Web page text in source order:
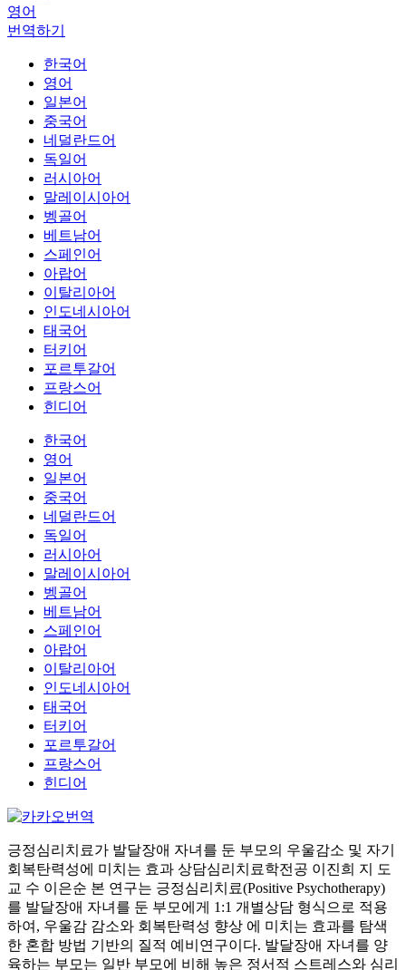
영어
번역하기
한국어
영어
일본어
중국어
네덜란드어
독일어
러시아어
말레이시아어
벵골어
베트남어
스페인어
아랍어
이탈리아어
인도네시아어
태국어
터키어
포르투갈어
프랑스어
힌디어
한국어
영어
일본어
중국어
네덜란드어
독일어
러시아어
말레이시아어
벵골어
베트남어
스페인어
아랍어
이탈리아어
인도네시아어
태국어
터키어
포르투갈어
프랑스어
힌디어
긍정심리치료가 발달장애 자녀를 둔 부모의 우울감소 및 자기
회복탄력성에 미치는 효과 상담심리치료학전공 이진희 지 도
교 수 이은순 본 연구는 긍정심리치료(Positive Psychotherapy)
를 발달장애 자녀를 둔 부모에게 1:1 개별상담 형식으로 적용
하여, 우울감 감소와 회복탄력성 향상 에 미치는 효과를 탐색
한 혼합 방법 기반의 질적 예비연구이다. 발달장애 자녀를 양
육하는 부모는 일반 부모에 비해 높은 정서적 스트레스와 심리